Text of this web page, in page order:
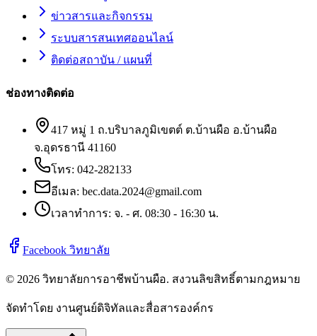
ข่าวสารและกิจกรรม
ระบบสารสนเทศออนไลน์
ติดต่อสถาบัน / แผนที่
ช่องทางติดต่อ
417 หมู่ 1 ถ.บริบาลภูมิเขตต์ ต.บ้านผือ อ.บ้านผือ
จ.อุดรธานี 41160
โทร: 042-282133
อีเมล: bec.data.2024@gmail.com
เวลาทำการ: จ. - ศ. 08:30 - 16:30 น.
Facebook วิทยาลัย
© 2026 วิทยาลัยการอาชีพบ้านผือ. สงวนลิขสิทธิ์ตามกฎหมาย
จัดทำโดย งานศูนย์ดิจิทัลและสื่อสารองค์กร